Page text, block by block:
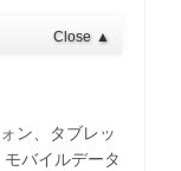
Close ▲
ン、タブレッ
バイルデータ